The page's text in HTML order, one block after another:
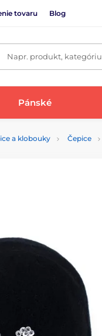
tovaru Blog
Napr. produkt, kategóriu
Pánské
a klobouky Čepice